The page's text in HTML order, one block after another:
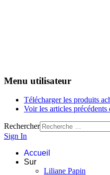
Menu utilisateur
Télécharger les produits
Voir les articles précédents
Rechercher
Sign In
Accueil
Sur
Liliane Papin